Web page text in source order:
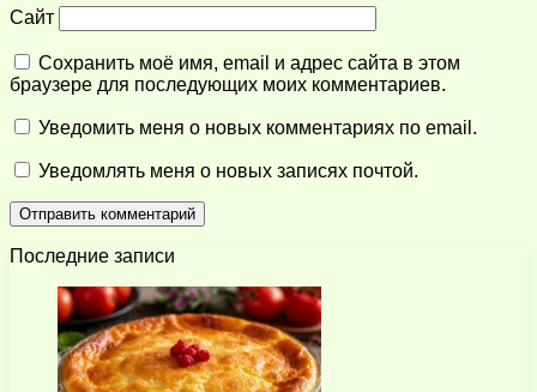
Сайт
Сохранить моё имя, email и адрес сайта в этом
браузере для последующих моих комментариев.
Уведомить меня о новых комментариях по email.
Уведомлять меня о новых записях почтой.
Последние записи